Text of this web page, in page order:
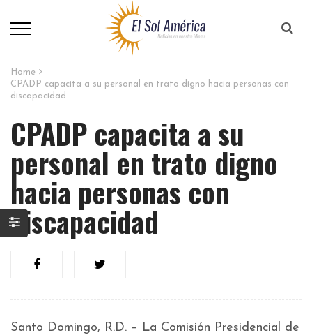
Home
CPADP capacita a su personal en trato digno hacia personas con
discapacidad
CPADP capacita a su
personal en trato digno
hacia personas con
discapacidad
Santo Domingo, R.D. – La Comisión Presidencial de